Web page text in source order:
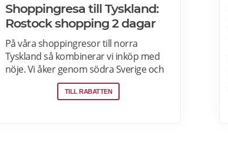
Shoppingresa till Tyskland:
Rostock shopping 2 dagar
På våra shoppingresor till norra
Tyskland så kombinerar vi inköp med
nöje. Vi åker genom södra Sverige och
Danmark. Vi handlar i en
gränshandelsbutik och varje resenär får
TILL RABATTEN